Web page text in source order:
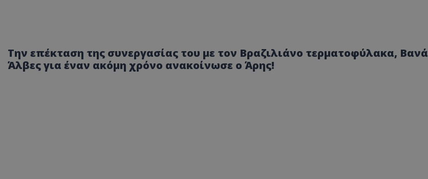
Την επέκταση της συνεργασίας του με τον Βραζιλιάνο τερματοφύλακα, Βανά
Άλβες για έναν ακόμη χρόνο ανακοίνωσε ο Άρης!